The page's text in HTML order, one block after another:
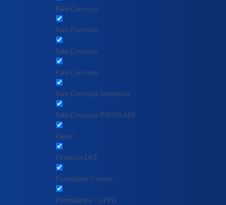
Fale Conosco
Fale Conosco
Fale Conosco
Fale Conosco
Fale Conosco Imprensa
Fale Conosco PROPLADI
Fapur
Finanças DCF
Formulário Cursos
Formulários - CPPD